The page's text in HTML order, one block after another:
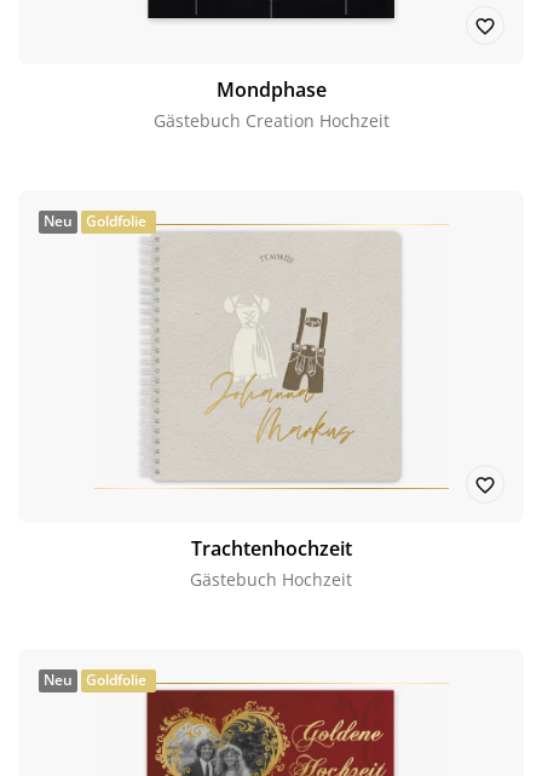
Mondphase
Gästebuch Creation Hochzeit
Neu Goldfolie
Trachtenhochzeit
Gästebuch Hochzeit
Neu Goldfolie